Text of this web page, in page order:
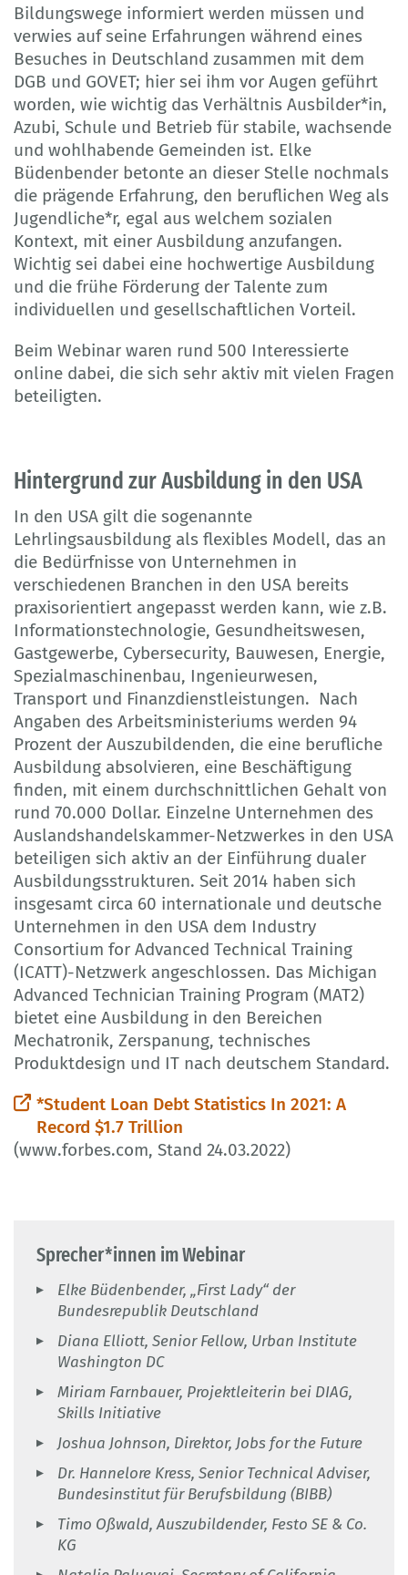
Bildungswege informiert werden müssen und
verwies auf seine Erfahrungen während eines
Besuches in Deutschland zusammen mit dem
DGB und GOVET; hier sei ihm vor Augen geführt
worden, wie wichtig das Verhältnis Ausbilder*in,
Azubi, Schule und Betrieb für stabile, wachsende
und wohlhabende Gemeinden ist. Elke
Büdenbender betonte an dieser Stelle nochmals
die prägende Erfahrung, den beruflichen Weg als
Jugendliche*r, egal aus welchem sozialen
Kontext, mit einer Ausbildung anzufangen.
Wichtig sei dabei eine hochwertige Ausbildung
und die frühe Förderung der Talente zum
individuellen und gesellschaftlichen Vorteil.
Beim Webinar waren rund 500 Interessierte
online dabei, die sich sehr aktiv mit vielen Fragen
beteiligten.
Hintergrund zur Ausbildung in den USA
In den USA gilt die sogenannte
Lehrlingsausbildung als flexibles Modell, das an
die Bedürfnisse von Unternehmen in
verschiedenen Branchen in den USA bereits
praxisorientiert angepasst werden kann, wie z.B.
Informationstechnologie, Gesundheitswesen,
Gastgewerbe, Cybersecurity, Bauwesen, Energie,
Spezialmaschinenbau, Ingenieurwesen,
Transport und Finanzdienstleistungen. Nach
Angaben des Arbeitsministeriums werden 94
Prozent der Auszubildenden, die eine berufliche
Ausbildung absolvieren, eine Beschäftigung
finden, mit einem durchschnittlichen Gehalt von
rund 70.000 Dollar. Einzelne Unternehmen des
Auslandshandelskammer-Netzwerkes in den USA
beteiligen sich aktiv an der Einführung dualer
Ausbildungsstrukturen. Seit 2014 haben sich
insgesamt circa 60 internationale und deutsche
Unternehmen in den USA dem Industry
Consortium for Advanced Technical Training
(ICATT)-Netzwerk angeschlossen. Das Michigan
Advanced Technician Training Program (MAT2)
bietet eine Ausbildung in den Bereichen
Mechatronik, Zerspanung, technisches
Produktdesign und IT nach deutschem Standard.
*Student Loan Debt Statistics In 2021: A
Record $1.7 Trillion
(www.forbes.com, Stand 24.03.2022)
Sprecher*innen im Webinar
Elke Büdenbender, „First Lady“ der
Bundesrepublik Deutschland
Diana Elliott, Senior Fellow, Urban Institute
Washington DC
Miriam Farnbauer, Projektleiterin bei DIAG,
Skills Initiative
Joshua Johnson, Direktor, Jobs for the Future
Dr. Hannelore Kress, Senior Technical Adviser,
Bundesinstitut für Berufsbildung (BIBB)
Timo Oßwald, Auszubildender, Festo SE & Co.
KG